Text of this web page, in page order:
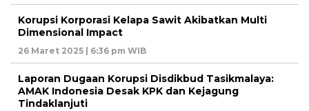
Korupsi Korporasi Kelapa Sawit Akibatkan Multi
Dimensional Impact
26 Maret 2025 | 6:36 pm WIB
Laporan Dugaan Korupsi Disdikbud Tasikmalaya:
AMAK Indonesia Desak KPK dan Kejagung
Tindaklanjuti